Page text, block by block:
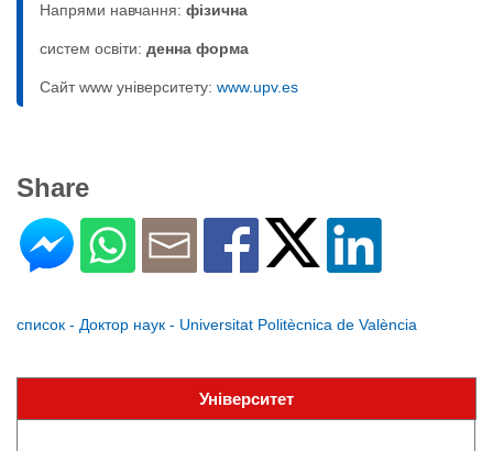
Напрями навчання: фізична
систем освіти: денна форма
Сайт www університету: www.upv.es
Share
список - Доктор наук - Universitat Politècnica de València
Університет